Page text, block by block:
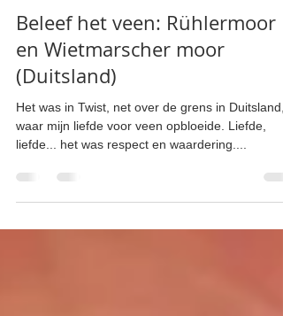
Moorlander
1 sep 2025
4 minuten om te lezen
Beleef het veen: Rühlermoor
en Wietmarscher moor
(Duitsland)
waar mijn liefde voor veen opbloeide. Liefde,
liefde... het was respect en waardering....